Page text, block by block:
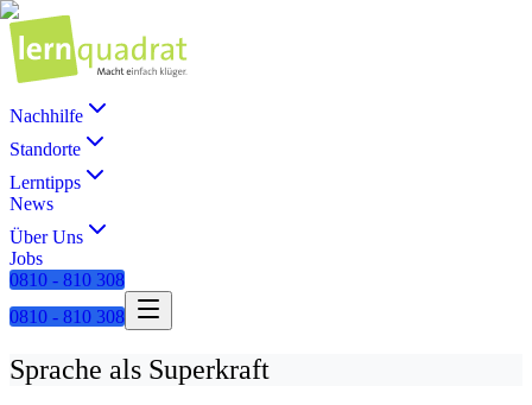
Nachhilfe
Standorte
Lerntipps
News
Über Uns
Jobs
0810 - 810 308
0810 - 810 308
Sprache als Superkraft